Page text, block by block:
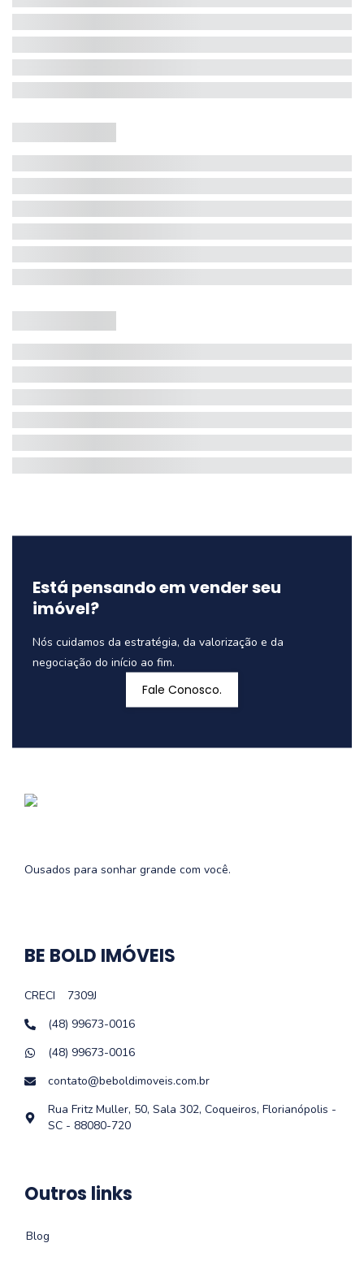
Está pensando em vender seu
imóvel?
Nós cuidamos da estratégia, da valorização e da
negociação do início ao fim.
Fale Conosco.
Ousados para sonhar grande com você.
BE BOLD IMÓVEIS
CRECI
7309J
(48) 99673-0016
(48) 99673-0016
contato@beboldimoveis.com.br
Rua Fritz Muller, 50, Sala 302, Coqueiros, Florianópolis -
SC - 88080-720
Outros links
Blog